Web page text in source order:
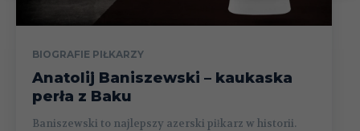
BIOGRAFIE PIŁKARZY
Anatolij Baniszewski – kaukaska
perła z Baku
Baniszewski to najlepszy azerski piłkarz w historii.